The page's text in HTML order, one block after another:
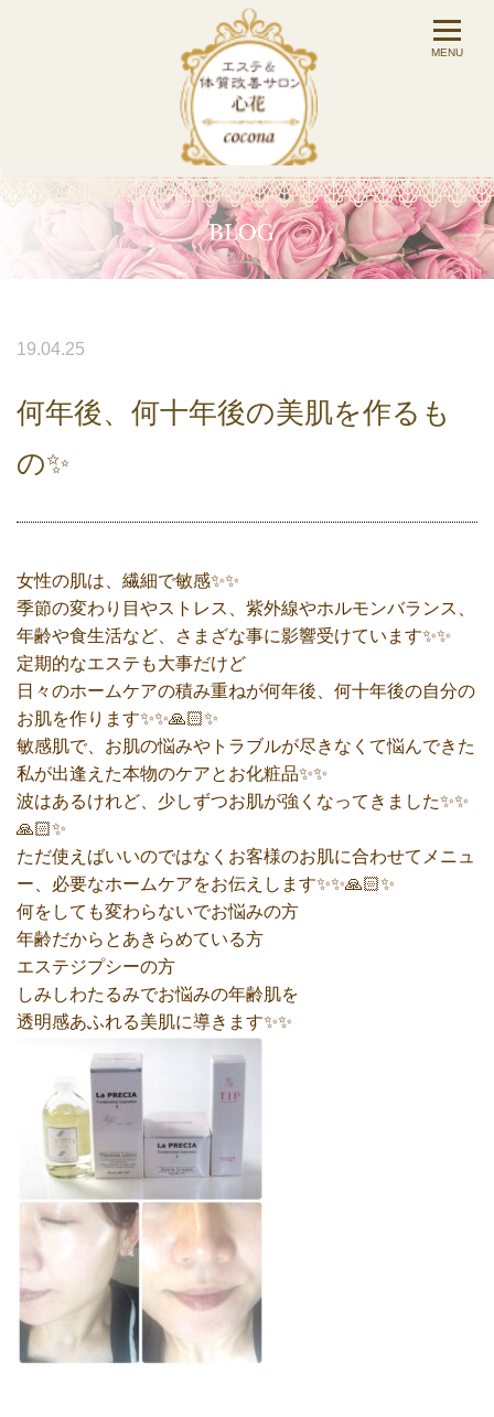
19.04.25
何年後、何十年後の美肌を作るも
の✨
女性の肌は、繊細で敏感✨✨
季節の変わり目やストレス、紫外線やホルモンバランス、
年齢や食生活など、さまざな事に影響受けています✨✨
定期的なエステも大事だけど
日々のホームケアの積み重ねが何年後、何十年後の自分の
お肌を作ります✨✨🙏🏻✨
敏感肌で、お肌の悩みやトラブルが尽きなくて悩んできた
私が出逢えた本物のケアとお化粧品✨✨
波はあるけれど、少しずつお肌が強くなってきました✨✨
🙏🏻✨
ただ使えばいいのではなくお客様のお肌に合わせてメニュ
ー、必要なホームケアをお伝えします✨✨🙏🏻✨
何をしても変わらないでお悩みの方
年齢だからとあきらめている方
エステジプシーの方
しみしわたるみでお悩みの年齢肌を
透明感あふれる美肌に導きます✨✨